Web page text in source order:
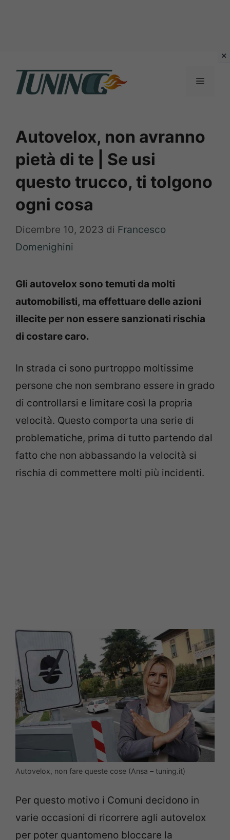
contenuto
Menu
Autovelox, non avranno
pietà di te | Se usi
questo trucco, ti tolgono
ogni cosa
Dicembre 10, 2023 di Francesco
Domenighini
Gli autovelox sono temuti da molti
automobilisti, ma effettuare delle azioni
illecite per non essere sanzionati rischia
di costare caro.
In strada ci sono purtroppo moltissime
persone che non sembrano essere in grado
di controllarsi e limitare così la propria
velocità. Questo comporta una serie di
problematiche, prima di tutto partendo dal
fatto che non abbassando la velocità si
rischia di commettere molti più incidenti.
Autovelox, non fare queste cose (Ansa – tuning.it)
Per questo motivo i Comuni decidono in
varie occasioni di ricorrere agli autovelox
per poter quantomeno bloccare la